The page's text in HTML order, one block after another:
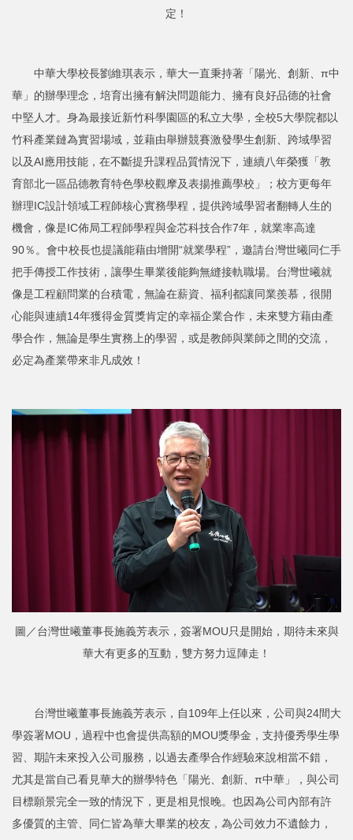
定！
中華大學校長劉維琪表示，華大一直秉持著「陽光、創新、π中
華」的辦學理念，培育出擁有解決問題能力、擁有良好品德的社會
中堅人才。身為最接近新竹科學園區的私立大學，全校5大學院都以
竹科產業鏈為實習場域，並藉由舉辦競賽激發學生創新、跨域學習
以及AI應用技能，在不斷提升課程品質情況下，連續八年榮獲「教
育部北一區品德教育特色學校觀摩及表揚推薦學校」；校方更每年
辦理IC設計領域工程師核心實務學程，提供跨域學習者翻轉人生的
機會，像是IC佈局工程師學程與金芯科技合作7年，就業率高達
90％。會中校長也提議能藉由增開“就業學程”，邀請台灣世曦同仁手
把手傳授工作技術，讓學生畢業後能夠無縫接軌職場。台灣世曦就
像是工程顧問業的台積電，無論在薪資、福利都讓同業羨慕，很開
心能與連續14年獲得金質獎肯定的幸福企業合作，未來雙方藉由產
學合作，無論是學生實務上的學習，或是教師與業師之間的交流，
必定為產業帶來非凡成效！
圖／台灣世曦董事長施義芳表示，簽署MOU只是開始，期待未來與
華大有更多的互動，雙方努力逗陣走！
台灣世曦董事長施義芳表示，自109年上任以來，公司與24間大
學簽署MOU，過程中也會提供高額的MOU獎學金，支持優秀學生學
習、期許未來投入公司服務，以過去產學合作經驗來說相當不錯，
尤其是當自己看見華大的辦學特色「陽光、創新、π中華」，與公司
目標願景完全一致的情況下，更是相見恨晚。也因為公司內部有許
多優質的主管、同仁皆為華大畢業的校友，為公司效力不遺餘力，